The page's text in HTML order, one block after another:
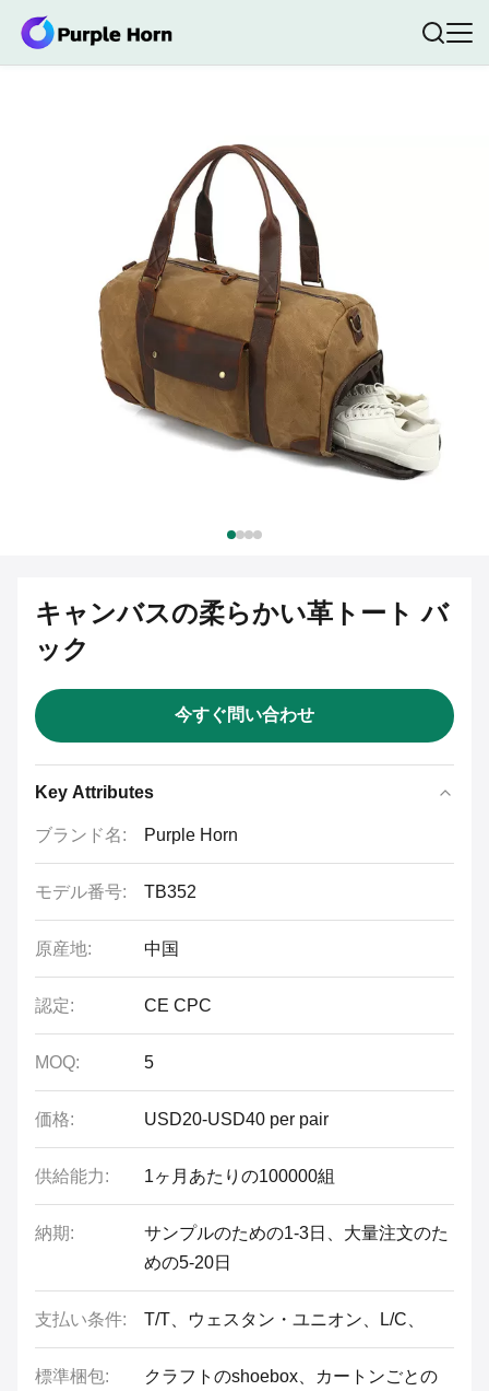
キャンバスの柔らかい革トート バ
ック
今すぐ問い合わせ
Key Attributes
ブランド名: Purple Horn
モデル番号: TB352
原産地: 中国
認定: CE CPC
MOQ: 5
価格: USD20-USD40 per pair
供給能力: 1ヶ月あたりの100000組
納期:
サンプルのための1-3日、大量注文のた
めの5-20日
支払い条件: T/T、ウェスタン・ユニオン、L/C、
標準梱包:
クラフトのshoebox、カートンごとの